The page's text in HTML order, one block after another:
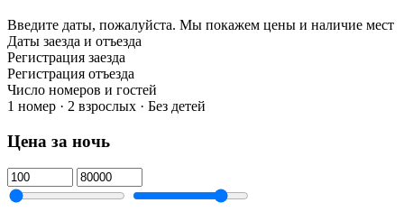
Введите даты, пожалуйста. Мы покажем цены и наличие мест
Даты заезда и отъезда
Регистрация заезда
Регистрация отъезда
Число номеров и гостей
1 номер · 2 взрослых · Без детей
Цена за ночь